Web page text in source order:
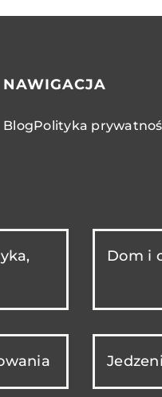
NAWIGACJA
BlogPolityka
Dom i